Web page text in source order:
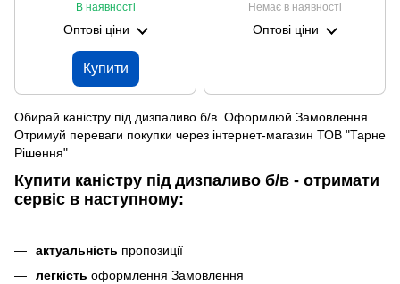
В наявності
Оптові ціни
Купити
Немає в наявності
Оптові ціни
Обирай каністру під дизпаливо б/в. Оформлюй Замовлення.
Отримуй переваги покупки через інтернет-магазин ТОВ "Тарне
Рішення"
Купити каністру під дизпаливо б/в - отримати
сервіс в наступному:
актуальність пропозиції
легкість оформлення Замовлення